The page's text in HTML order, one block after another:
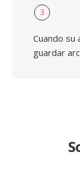
3
Cuando
guardar